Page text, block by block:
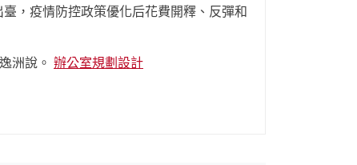
，疫情防控政策優化后花費開釋、反彈和
洲說。 辦公室規劃設計